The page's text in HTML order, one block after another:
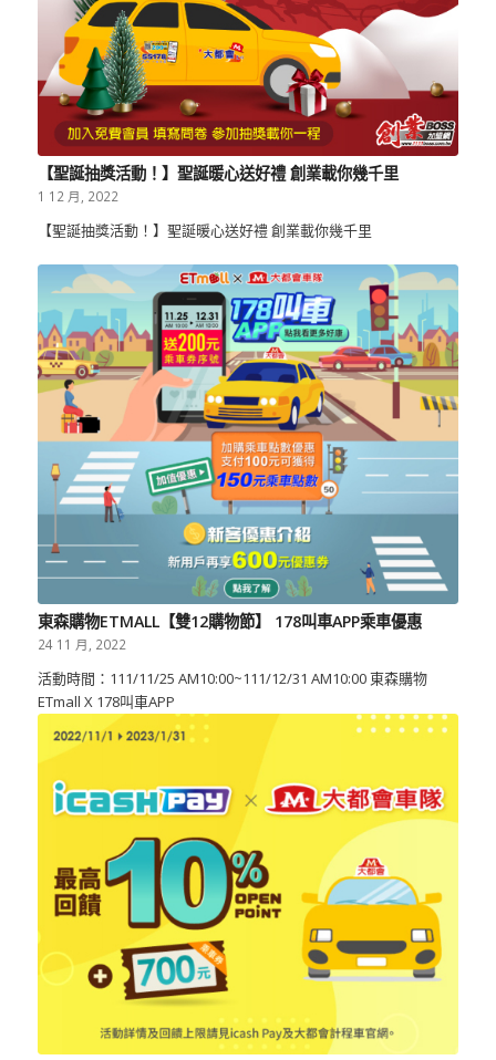
【聖誕抽獎活動！】聖誕暖心送好禮 創業載你幾千里
1 12 月, 2022
【聖誕抽獎活動！】聖誕暖心送好禮 創業載你幾千里
東森購物ETMALL【雙12購物節】 178叫車APP乘車優惠
24 11 月, 2022
活動時間：111/11/25 AM10:00~111/12/31 AM10:00 東森購物
ETmall X 178叫車APP